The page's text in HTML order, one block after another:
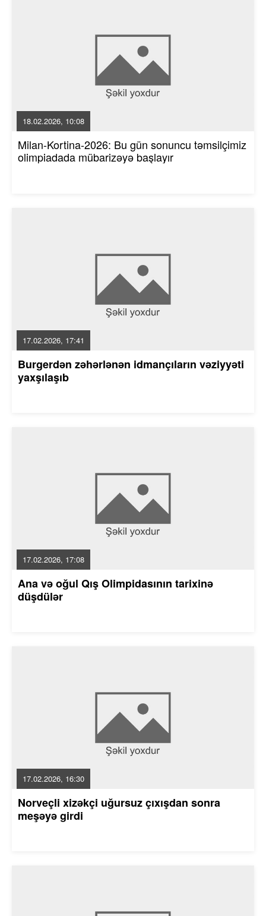
18.02.2026, 10:08
Milan-Kortina-2026: Bu gün sonuncu təmsilçimiz
olimpiadada mübarizəyə başlayır
17.02.2026, 17:41
Burgerdən zəhərlənən idmançıların vəziyyəti
yaxşılaşıb
17.02.2026, 17:08
Ana və oğul Qış Olimpidasının tarixinə
düşdülər
17.02.2026, 16:30
Norveçli xizəkçi uğursuz çıxışdan sonra
meşəyə girdi